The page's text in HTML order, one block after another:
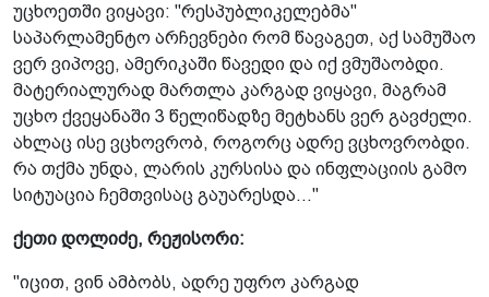
უცხოეთში ვიყავი: "რესპუბლიკელებმა"
საპარლამენტო არჩევნები რომ წავაგეთ, აქ სამუშაო
ვერ ვიპოვე, ამერიკაში წავედი და იქ ვმუშაობდი.
მატერიალურად მართლა კარგად ვიყავი, მაგრამ
უცხო ქვეყანაში 3 წელიწადზე მეტხანს ვერ გავძელი.
ახლაც ისე ვცხოვრობ, როგორც ადრე ვცხოვრობდი.
რა თქმა უნდა, ლარის კურსისა და ინფლაციის გამო
სიტუაცია ჩემთვისაც გაუარესდა..."
ქეთი დოლიძე, რეჟისორი:
"იცით, ვინ ამბობს, ადრე უფრო კარგად